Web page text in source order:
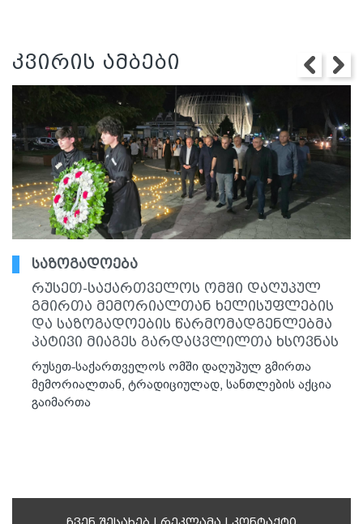
კვირის ამბები
საზოგადოება
რუსეთ-საქართველოს ომში დაღუპულ
გმირთა მემორიალთან ხელისუფლების
და საზოგადოების წარმომადგენლებმა
პატივი მიაგეს გარდაცვლილთა ხსოვნას
რუსეთ-საქართველოს ომში დაღუპულ გმირთა
მემორიალთან, ტრადიციულად, სანთლების აქცია
გაიმართა